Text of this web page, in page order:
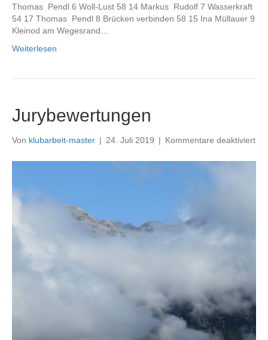
Thomas Pendl 6 Woll-Lust 58 14 Markus Rudolf 7 Wasserkraft
54 17 Thomas Pendl 8 Brücken verbinden 58 15 Ina Müllauer 9
Kleinod am Wegesrand…
Weiterlesen
Jurybewertungen
Von klubarbeit-master | 24. Juli 2019 | Kommentare deaktiviertfür